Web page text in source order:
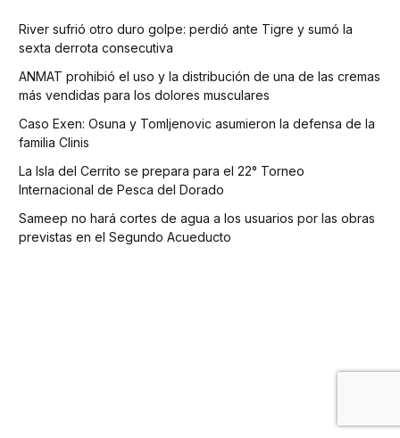
River sufrió otro duro golpe: perdió ante Tigre y sumó la
sexta derrota consecutiva
ANMAT prohibió el uso y la distribución de una de las cremas
más vendidas para los dolores musculares
Caso Exen: Osuna y Tomljenovic asumieron la defensa de la
familia Clinis
La Isla del Cerrito se prepara para el 22° Torneo
Internacional de Pesca del Dorado
Sameep no hará cortes de agua a los usuarios por las obras
previstas en el Segundo Acueducto